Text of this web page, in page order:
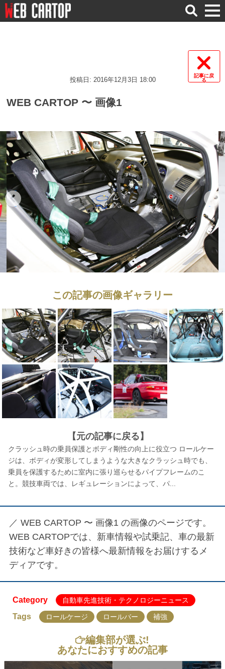
検
索
記事に戻
る
投稿日: 2016年12月3日 18:00
WEB CARTOP 〜 画像1
この記事の画像ギャラリー
【元の記事に戻る】
クラッシュ時の乗員保護とボディ剛性の向上に役立つ ロールケー
ジは、ボディが変形してしまうような大きなクラッシュ時でも、
乗員を保護するために室内に張り巡らせるパイプフレームのこ
と。競技車両では、レギュレーションによって、パ...
／ WEB CARTOP 〜 画像1 の画像のページです。
WEB CARTOPでは、新車情報や試乗記、車の最新
技術など車好きの皆様へ最新情報をお届けするメ
ディアです。
Category 自動車先進技術・テクノロジーニュース
Tags ロールケージ ロールバー 補強
編集部が選ぶ!
あなたにおすすめの記事